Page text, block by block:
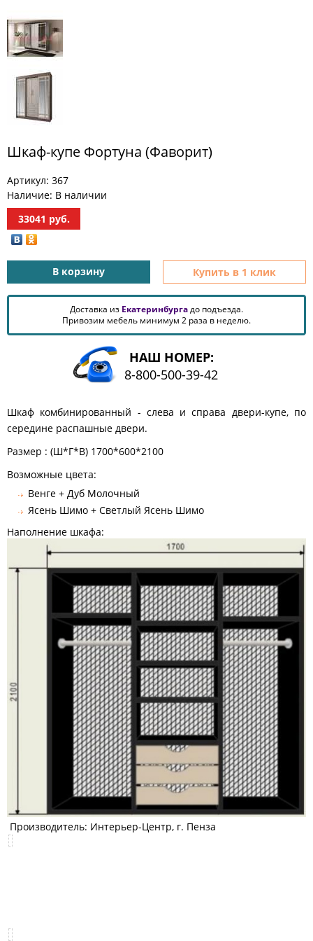
Шкаф-купе Фортуна (Фаворит)
Артикул: 367
Наличие: В наличии
33041 руб.
В корзину Купить в 1 клик
Доставка из Екатеринбургадо подъезда.
Привозим мебель минимум 2 раза в неделю.
НАШ НОМЕР:
8-800-500-39-42
Шкаф комбинированный - слева и справа двери-купе, по
середине распашные двери.
Размер : (Ш*Г*В) 1700*600*2100
Возможные цвета:
Венге + Дуб Молочный
Ясень Шимо + Светлый Ясень Шимо
Наполнение шкафа:
Производитель: Интерьер-Центр, г. Пенза
ДЛЯ
ПРИХОЖЕЙ
СТОЛЫ
ОФИСНАЯ
МЕБЕЛЬ
МАТРАСЫ
МЕБЕЛЬ
ДЛЯ
ВАННОЙ
МЕБЕЛЬ-
РАЗНАЯ
МЕБЕЛЬ
КОМОДЫ
ЖУРНАЛЬНЫЕ
ТУАЛЕТНЫЕ
БАНКЕТКИ
ДИВАНЧИКИ
САДОВАЯ
ЗЕРКАЛА
ФАБРИКИ
МЕБЕЛИ